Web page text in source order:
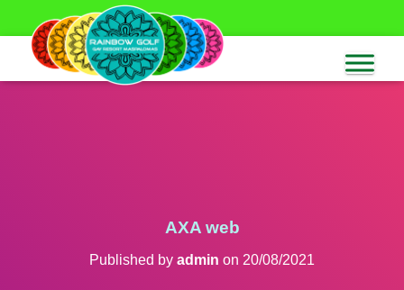
AXA web
Published by admin on 20/08/2021